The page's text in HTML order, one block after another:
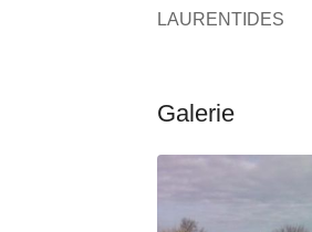
LAURENTIDES